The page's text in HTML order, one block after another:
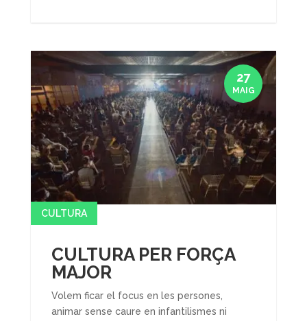
CULTURA PER FORÇA
MAJOR
CULTURA
Volem ficar el focus en les persones,
animar sense caure en infantilismes ni
27
MAIG